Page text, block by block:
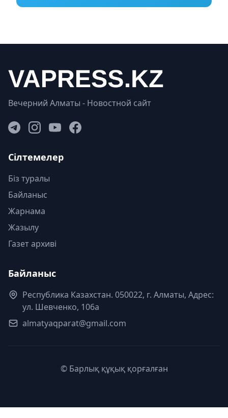
Вечерний Алматы - Новостной сайт
Сілтемелер
Біз туралы
Байланыс
Жарнама
Жазылу
Газет архиві
Байланыс
Республика Казахстан. 050022, г. Алматы, Адрес:
ул. Шевченко, 106а
almatyaqparat@gmail.com
© Барлық құқық қорғалған